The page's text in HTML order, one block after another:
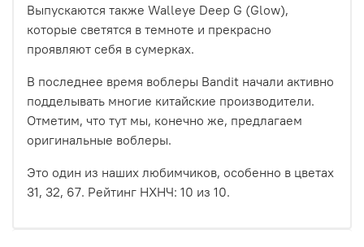
Выпускаются также Walleye Deep G (Glow),
которые светятся в темноте и прекрасно
проявляют себя в сумерках.
В последнее время воблеры Bandit начали активно
подделывать многие китайские производители.
Отметим, что тут мы, конечно же, предлагаем
оригинальные воблеры.
Это один из наших любимчиков, особенно в цветах
31, 32, 67. Рейтинг НХНЧ: 10 из 10.